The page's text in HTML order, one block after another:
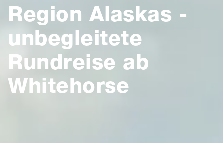
Region Alaskas -
unbegleitete
Rundreise ab
Whitehorse